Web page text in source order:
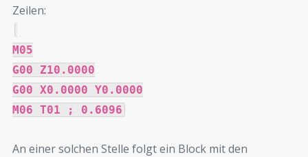
Zeilen:
M05
G00 Z10.0000
G00 X0.0000 Y0.0000
M06 T01 ; 0.6096
An einer solchen Stelle folgt ein Block mit den